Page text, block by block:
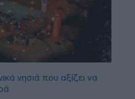
νησιά που αξίζει να